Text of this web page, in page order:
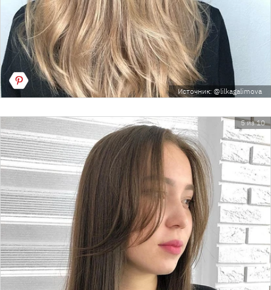
Источник: @lilkagalimova
5 из 10